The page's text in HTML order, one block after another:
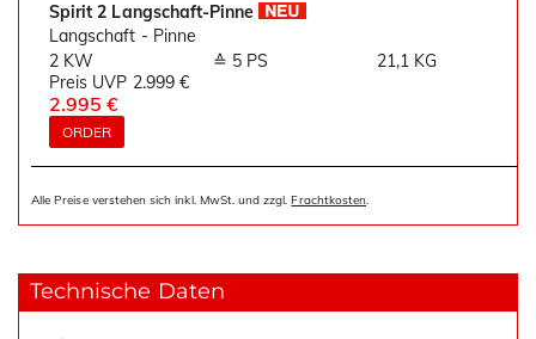
Spirit 2 Langschaft-Pinne
Langschaft - Pinne
2 KW
≙ 5 PS
21,1 KG
Preis UVP 2.999 €
2.995 €
ORDER
Alle Preise verstehen sich inkl. MwSt. und zzgl.Frachtkosten.
Technische Daten